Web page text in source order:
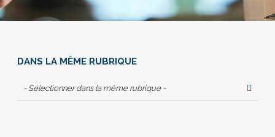
DANS LA MÊME RUBRIQUE
- Sélectionner dans la même rubrique -